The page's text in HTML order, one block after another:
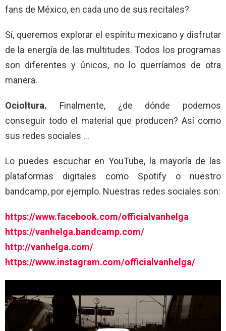
fans de México, en cada uno de sus recitales?
Sí, queremos explorar el espíritu mexicano y disfrutar
de la energía de las multitudes. Todos los programas
son diferentes y únicos, no lo querríamos de otra
manera.
Ocioltura. Finalmente, ¿de dónde podemos
conseguir todo el material que producen? Así como
sus redes sociales …
Lo puedes escuchar en YouTube, la mayoría de las
plataformas digitales como Spotify o nuestro
bandcamp, por ejemplo. Nuestras redes sociales son:
https://www.facebook.com/officialvanhelga
https://vanhelga.bandcamp.com/
http://vanhelga.com/
https://www.instagram.com/officialvanhelga/